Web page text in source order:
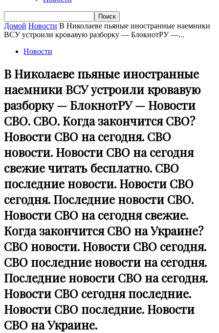
Домой Новости В Николаеве пьяные иностранные наемники
ВСУ устроили кровавую разборку — БлокнотРУ —...
Новости
В Николаеве пьяные иностранные
наемники ВСУ устроили кровавую
разборку — БлокнотРУ — Новости
СВО. СВО. Когда закончится СВО?
Новости СВО на сегодня. СВО
новости. Новости СВО на сегодня
свежие читать бесплатно. СВО
последние новости. Новости СВО
сегодня. Последние новости СВО.
Новости СВО на сегодня свежие.
Когда закончится СВО на Украине?
СВО новости. Новости СВО сегодня.
СВО последние новости на сегодня.
Последние новости СВО на сегодня.
Новости СВО сегодня последние.
Новости СВО последние. Новости
СВО на Украине.